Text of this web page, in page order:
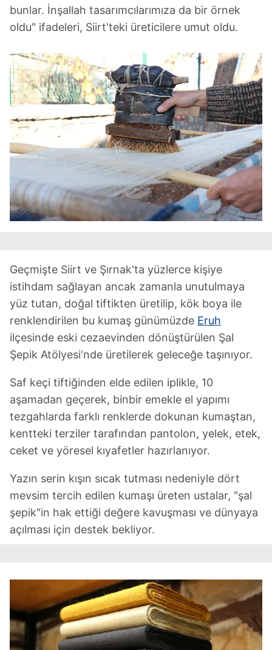
bunlar. İnşallah tasarımcılarımıza da bir örnek
oldu" ifadeleri, Siirt'teki üreticilere umut oldu.
Geçmişte Siirt ve Şırnak'ta yüzlerce kişiye
istihdam sağlayan ancak zamanla unutulmaya
yüz tutan, doğal tiftikten üretilip, kök boya ile
renklendirilen bu kumaş günümüzde Eruh
ilçesinde eski cezaevinden dönüştürülen Şal
Şepik Atölyesi'nde üretilerek geleceğe taşınıyor.
Saf keçi tiftiğinden elde edilen iplikle, 10
aşamadan geçerek, binbir emekle el yapımı
tezgahlarda farklı renklerde dokunan kumaştan,
kentteki terziler tarafından pantolon, yelek, etek,
ceket ve yöresel kıyafetler hazırlanıyor.
Yazın serin kışın sıcak tutması nedeniyle dört
mevsim tercih edilen kumaşı üreten ustalar, "şal
şepik"in hak ettiği değere kavuşması ve dünyaya
açılması için destek bekliyor.